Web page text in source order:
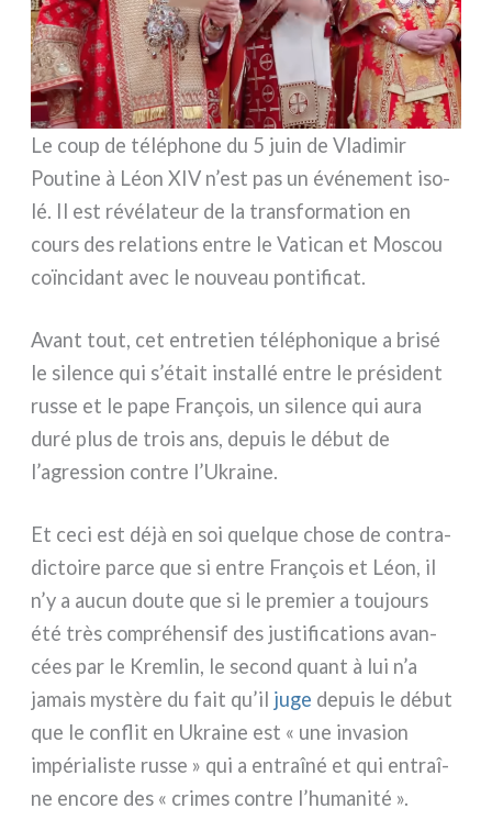
Le coup de télé­pho­ne du 5 juin de Vladimir
Poutine à Léon XIV n’est pas un évé­ne­ment iso­
lé. Il est révé­la­teur de la tran­sfor­ma­tion en
cours des rela­tions entre le Vatican et Moscou
coïn­ci­dant avec le nou­veau pon­ti­fi­cat.
Avant tout, cet entre­tien télé­pho­ni­que a bri­sé
le silen­ce qui s’était instal­lé entre le pré­si­dent
rus­se et le pape François, un silen­ce qui aura
duré plus de trois ans, depuis le début de
l’agression con­tre l’Ukraine.
Et ceci est déjà en soi quel­que cho­se de con­tra­
dic­toi­re par­ce que si entre François et Léon, il
n’y a aucun dou­te que si le pre­mier a tou­jours
été très com­pré­hen­sif des justi­fi­ca­tions avan­
cées par le Kremlin, le second quant à lui n’a
jamais mystè­re du fait qu’il juge depuis le début
que le con­flit en Ukraine est « une inva­sion
impé­ria­li­ste rus­se » qui a entraî­né et qui entraî­
ne enco­re des « cri­mes con­tre l’humanité ».